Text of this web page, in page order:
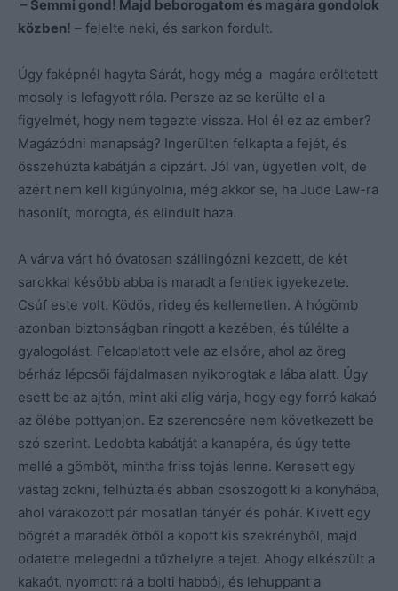
– Semmi gond! Majd beborogatom és magára gondolok
közben! – felelte neki, és sarkon fordult.
Úgy faképnél hagyta Sárát, hogy még a magára erőltetett
mosoly is lefagyott róla. Persze az se kerülte el a
figyelmét, hogy nem tegezte vissza. Hol él ez az ember?
Magázódni manapság? Ingerülten felkapta a fejét, és
összehúzta kabátján a cipzárt. Jól van, ügyetlen volt, de
azért nem kell kigúnyolnia, még akkor se, ha Jude Law-ra
hasonlít, morogta, és elindult haza.
A várva várt hó óvatosan szállingózni kezdett, de két
sarokkal később abba is maradt a fentiek igyekezete.
Csúf este volt. Ködös, rideg és kellemetlen. A hógömb
azonban biztonságban ringott a kezében, és túlélte a
gyalogolást. Felcaplatott vele az elsőre, ahol az öreg
bérház lépcsői fájdalmasan nyikorogtak a lába alatt. Úgy
esett be az ajtón, mint aki alig várja, hogy egy forró kakaó
az ölébe pottyanjon. Ez szerencsére nem következett be
szó szerint. Ledobta kabátját a kanapéra, és úgy tette
mellé a gömböt, mintha friss tojás lenne. Keresett egy
vastag zokni, felhúzta és abban csoszogott ki a konyhába,
ahol várakozott pár mosatlan tányér és pohár. Kivett egy
bögrét a maradék ötből a kopott kis szekrényből, majd
odatette melegedni a tűzhelyre a tejet. Ahogy elkészült a
kakaót, nyomott rá a bolti habból, és lehuppant a